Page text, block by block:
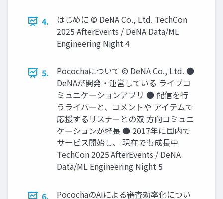
4.
はじめに © DeNA Co., Ltd. TechCon
2025 AfterEvents / DeNA Data/ML
Engineering Night 4
5.
Pocochaについて © DeNA Co., Ltd. ●
DeNAが開発・運営している ライブコ
ミュニケーションアプリ ● 配信を行
うライバーと、コメントや アイテムで
応援するリスナーとの双 方向コミュニ
ケーションが特長 ● 2017年に国内で
サービス開始し、 現在でも成長中
TechCon 2025 AfterEvents / DeNA
Data/ML Engineering Night 5
6.
PocochaのAIによる審査効率化につい